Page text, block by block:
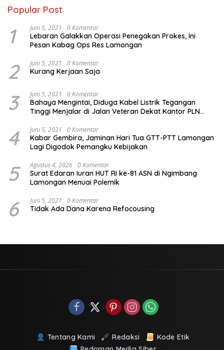
Popular Post
1 Juni 5, 2021 0 Komentar
Lebaran Galakkan Operasi Penegakan Prokes, Ini
Pesan Kabag Ops Res Lamongan
2 Juni 5, 2021 0 Komentar
Kurang Kerjaan Saja
3 Juni 5, 2021 0 Komentar
Bahaya Mengintai, Diduga Kabel Listrik Tegangan
Tinggi Menjalar di Jalan Veteran Dekat Kantor PLN
4 Juni 5, 2021 0 Komentar
Kabar Gembira, Jaminan Hari Tua GTT-PTT Lamongan
Lagi Digodok Pemangku Kebijakan
5 Agustus 4, 2026 0 Komentar
Surat Edaran Iuran HUT RI ke-81 ASN di Ngimbang
Lamongan Menuai Polemik
6 Juni 5, 2021 0 Komentar
Tidak Ada Dana Karena Refocousing
Tentang Kami Redaksi
Kode Etik